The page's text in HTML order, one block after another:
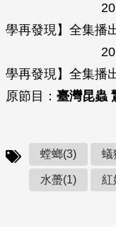
學再發現】全集播
2014年02月
學再發現】全集播
原節目： 臺灣昆蟲
螳螂(3) 蟻
水蠆(1) 紅